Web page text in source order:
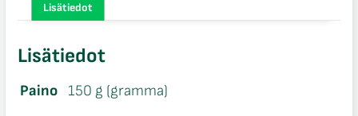
Lisätiedot
Lisätiedot
Paino 150 g (gramma)